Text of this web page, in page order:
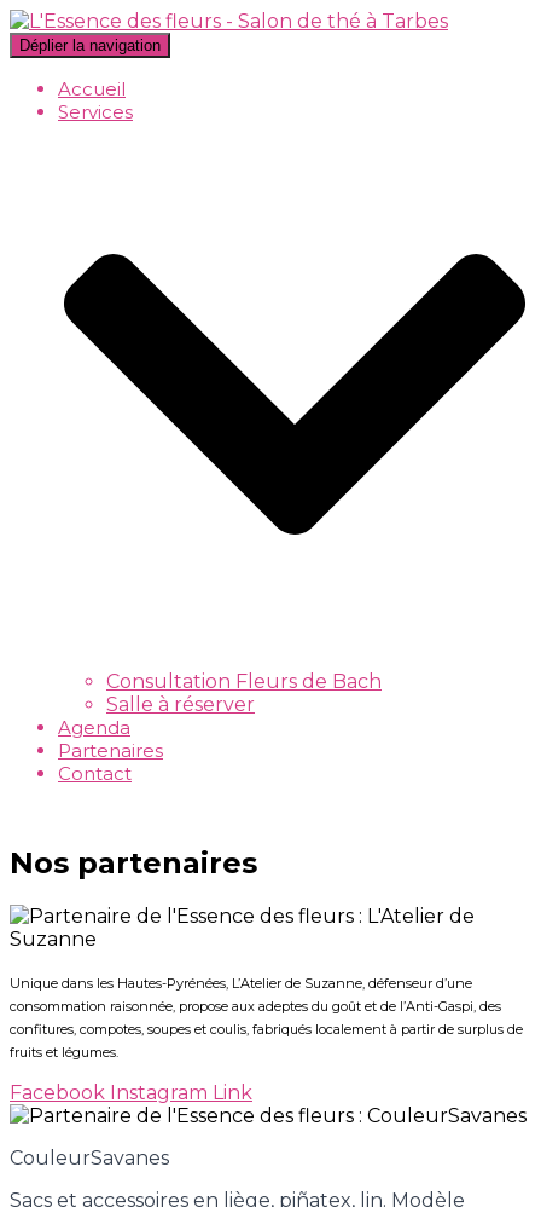
Déplier la navigation
Accueil
Services
Consultation Fleurs de Bach
Salle à réserver
Agenda
Partenaires
Contact
Nos partenaires
Unique dans les Hautes-Pyrénées, L’Atelier de Suzanne, défenseur d’une
consommation raisonnée, propose aux adeptes du goût et de l’Anti-Gaspi, des
confitures, compotes, soupes et coulis, fabriqués localement à partir de surplus de
fruits et légumes.
Facebook Instagram Link
CouleurSavanes
Sacs et accessoires en liège, piñatex, lin. Modèle